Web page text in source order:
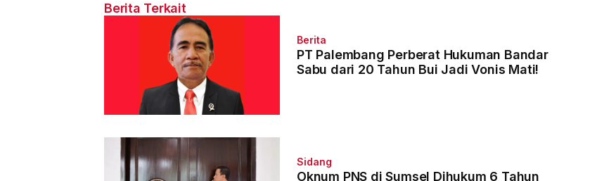
Berita Terkait
Berita
PT Palembang Perberat Hukuman Bandar
Sabu dari 20 Tahun Bui Jadi Vonis Mati!
Sidang
Oknum PNS di Sumsel Dihukum 6 Tahun